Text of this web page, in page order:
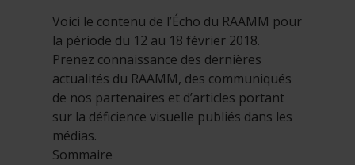
Voici le contenu de l’Écho du RAAMM pour
la période du 12 au 18 février 2018.
Prenez connaissance des dernières
actualités du RAAMM, des communiqués
de nos partenaires et d’articles portant
sur la déficience visuelle publiés dans les
médias.
Sommaire